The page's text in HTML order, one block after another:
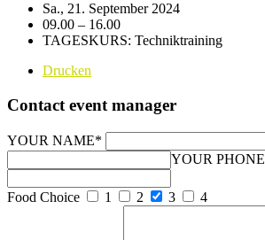
Sa., 21. September 2024
09.00 – 16.00
TAGESKURS: Techniktraining
Drucken
Contact event manager
YOUR NAME*
YOUR PHONE
Food Choice 1 2 3 4